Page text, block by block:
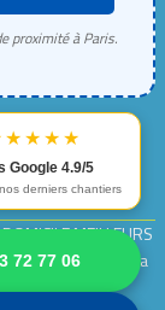
Google 4.9/5
derniers chantiers
72 77 06
proximité à Paris.
de
cuisine…
| Adresse : rue la
Renov-ex